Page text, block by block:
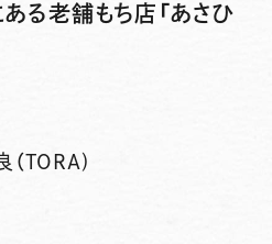
る老舗もち店「あさひ
（TORA)